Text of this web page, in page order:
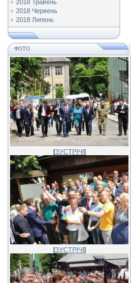
2018 Травень
2018 Червень
2018 Липень
ФОТО
[ЗУСТРІЧІ]
[ЗУСТРІЧІ]